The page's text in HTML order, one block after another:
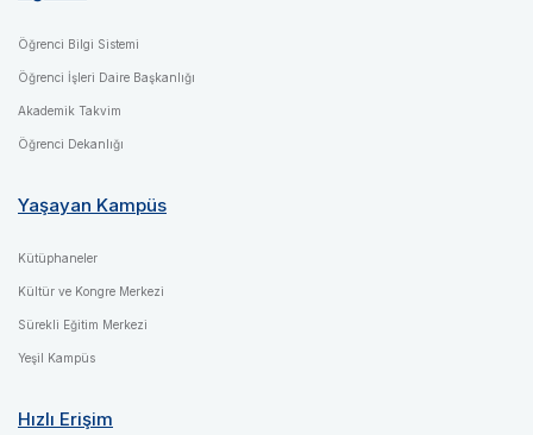
Öğrenci Bilgi Sistemi
Öğrenci İşleri Daire Başkanlığı
Akademik Takvim
Öğrenci Dekanlığı
Yaşayan Kampüs
Kütüphaneler
Kültür ve Kongre Merkezi
Sürekli Eğitim Merkezi
Yeşil Kampüs
Hızlı Erişim